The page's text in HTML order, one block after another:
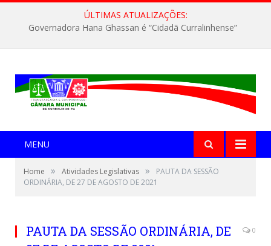
ÚLTIMAS ATUALIZAÇÕES:
Governadora Hana Ghassan é “Cidadã Curralinhense”
MENU
Home » Atividades Legislativas »
PAUTA DA SESSÃO
ORDINÁRIA, DE 27 DE AGOSTO DE 2021
PAUTA DA SESSÃO ORDINÁRIA, DE
0